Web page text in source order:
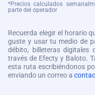
*Precios calculados
parte del operador
Recuerda elegir el horario
guste y usar tu medio de
débito, billeteras digitales
través de Efecty y Baloto.
esta ruta escribiéndonos
enviando un correo a